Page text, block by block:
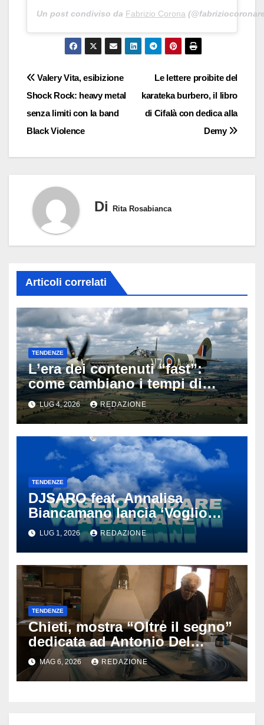
Un post condiviso da Fabrizio Corona
Navigazione
articoli
Le lettere proibite del
karateka burbero, il libro
di Cifalà con dedica alla
Demy
Valery Vita, esibizione
Shock Rock: heavy metal
senza limiti con la band
Black Violence
Di Rita Rosabianca
Articoli correlati
TENDENZE
L’era dei contenuti “fast”:
come cambiano i tempi di
attenzione nell’intrattenimento
digitale
LUG 4, 2026 REDAZIONE
TENDENZE
DJSARO feat. Annalisa
Biancamano lancia ‘Voglio
andare a ballare’: il
tormentone latino che punta a
conquistare l’estate 2026
LUG 1, 2026 REDAZIONE
TENDENZE
Chieti, mostra “Oltre il segno”
dedicata ad Antonio Del
Donno: opere e sculture nel
cuore della città
MAG 6, 2026 REDAZIONE